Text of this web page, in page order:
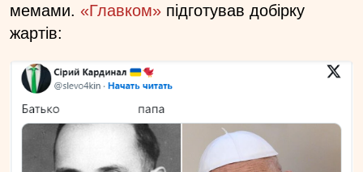
мемами. «Главком» підготував добірку
жартів: